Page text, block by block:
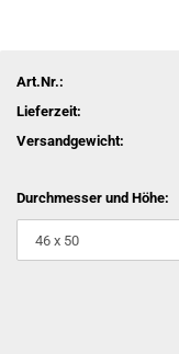
Art.Nr.:
Lieferzeit:
Versandgewicht:
Durchmesser und Höhe: